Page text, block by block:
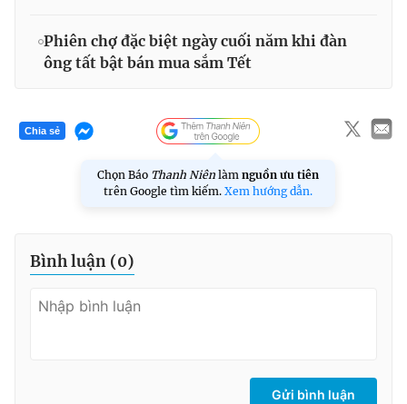
Phiên chợ đặc biệt ngày cuối năm khi đàn
ông tất bật bán mua sắm Tết
Chia sẻ
Chọn Báo Thanh Niên làm nguồn ưu tiên
trên Google tìm kiếm. Xem hướng dẫn.
Bình luận (0)
Gửi bình luận